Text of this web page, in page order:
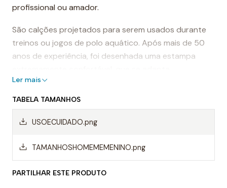
profissional ou amador.
São calções projetados para serem usados durante
treinos ou jogos de polo aquático. Após mais de 50
anos de experiência, foi desenhada uma estampa
perfeitamente ao corpo, proporcionando conforto e
sensação de leveza.
Dessa forma, os calções de polo aquático facilitam a
permitindo um movimento mais rápido ao nadar.
Ler mais
TABELA TAMANHOS
USOECUIDADO.png
TAMANHOSHOMEMEMENINO.png
PARTILHAR ESTE PRODUTO